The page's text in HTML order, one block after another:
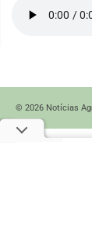
© 2026 Notícias